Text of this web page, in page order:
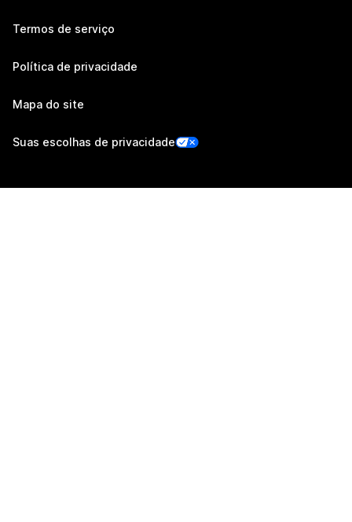
Termos de serviço
Política de privacidade
Mapa do site
Suas escolhas de privacidade